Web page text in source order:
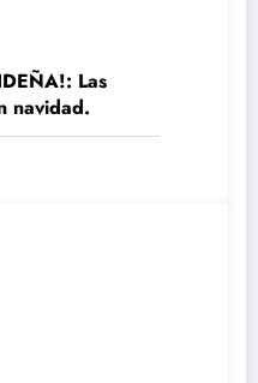
Las
navidad.